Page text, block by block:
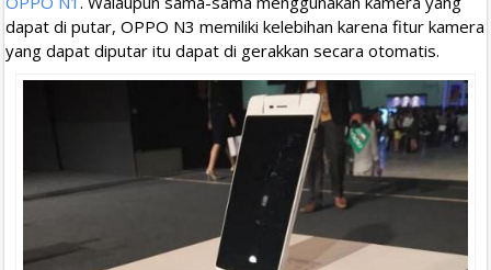
dapat di putar, OPPO N3 memiliki kelebihan karena fitur kamera
yang dapat diputar itu dapat di gerakkan secara otomatis.